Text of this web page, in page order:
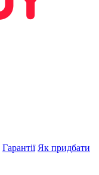
Гарантії Як придбати